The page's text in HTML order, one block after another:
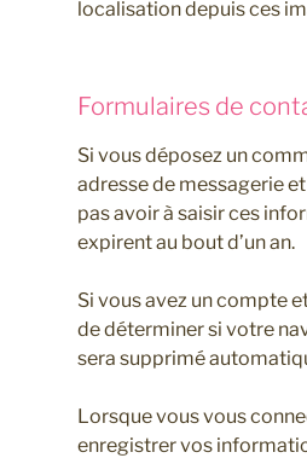
localisation depuis ces
Formulaires de
Si vous déposez un
adresse de messagerie
pas avoir à saisir ces
expirent au bout d’un an.
Si vous avez un compte
de déterminer si votre
sera supprimé
Lorsque vous vous
enregistrer vos